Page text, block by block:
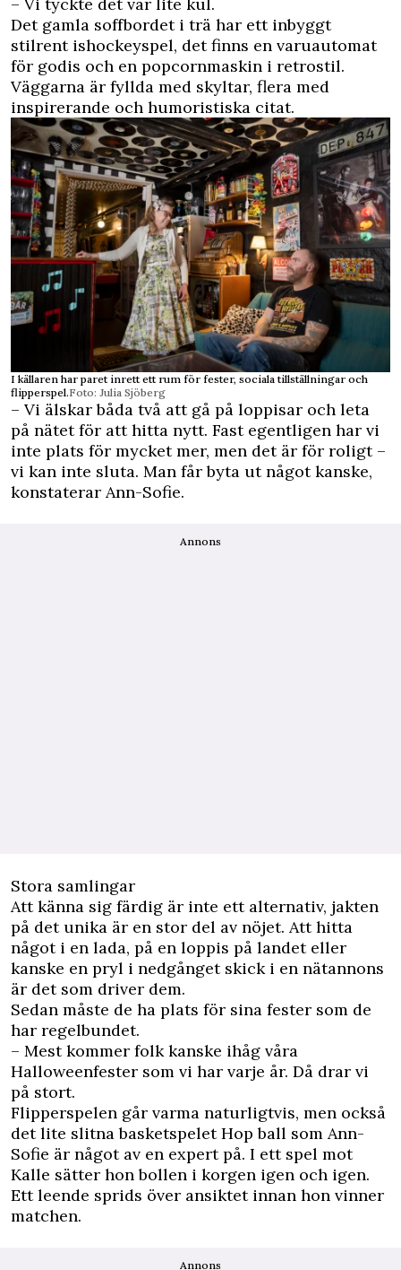
– Vi tyckte det var lite kul.
Det gamla soffbordet i trä har ett inbyggt
stilrent ishockeyspel, det finns en varuautomat
för godis och en popcornmaskin i retrostil.
Väggarna är fyllda med skyltar, flera med
inspirerande och humoristiska citat.
I källaren har paret inrett ett rum för fester, sociala tillställningar och
flipperspel.Foto: Julia Sjöberg
– Vi älskar båda två att gå på loppisar och leta
på nätet för att hitta nytt. Fast egentligen har vi
inte plats för mycket mer, men det är för roligt –
vi kan inte sluta. Man får byta ut något kanske,
konstaterar Ann-Sofie.
Annons
Stora samlingar
Att känna sig färdig är inte ett alternativ, jakten
på det unika är en stor del av nöjet. Att hitta
något i en lada, på en loppis på landet eller
kanske en pryl i nedgånget skick i en nätannons
är det som driver dem.
Sedan måste de ha plats för sina fester som de
har regelbundet.
– Mest kommer folk kanske ihåg våra
Halloweenfester som vi har varje år. Då drar vi
på stort.
Flipperspelen går varma naturligtvis, men också
det lite slitna basketspelet Hop ball som Ann-
Sofie är något av en expert på. I ett spel mot
Kalle sätter hon bollen i korgen igen och igen.
Ett leende sprids över ansiktet innan hon vinner
matchen.
Annons